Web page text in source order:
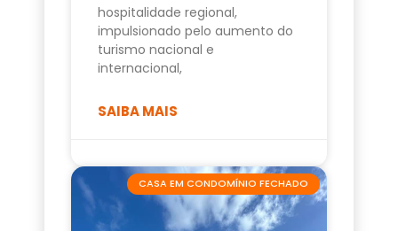
hospitalidade regional,
impulsionado pelo aumento do
turismo nacional e
internacional,
SAIBA MAIS
CASA EM CONDOMÍNIO FECHADO